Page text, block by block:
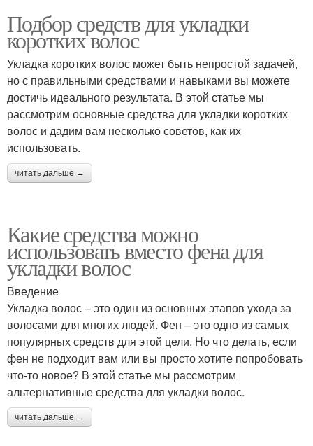
Подбор средств для укладки
коротких волос
Укладка коротких волос может быть непростой задачей,
но с правильными средствами и навыками вы можете
достичь идеального результата. В этой статье мы
рассмотрим основные средства для укладки коротких
волос и дадим вам несколько советов, как их
использовать.
читать дальше →
Какие средства можно
использовать вместо фена для
укладки волос
Введение
Укладка волос – это один из основных этапов ухода за
волосами для многих людей. Фен – это одно из самых
популярных средств для этой цели. Но что делать, если
фен не подходит вам или вы просто хотите попробовать
что-то новое? В этой статье мы рассмотрим
альтернативные средства для укладки волос.
читать дальше →